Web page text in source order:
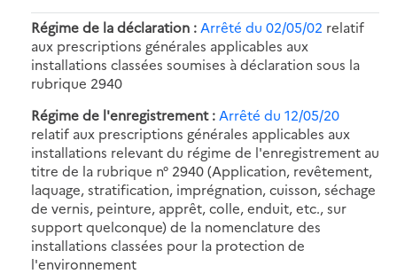
Régime de la déclaration : Arrêté du 02/05/02 relatif
aux prescriptions générales applicables aux
installations classées soumises à déclaration sous la
rubrique 2940
Régime de l'enregistrement : Arrêté du 12/05/20
relatif aux prescriptions générales applicables aux
installations relevant du régime de l'enregistrement au
titre de la rubrique n° 2940 (Application, revêtement,
laquage, stratification, imprégnation, cuisson, séchage
de vernis, peinture, apprêt, colle, enduit, etc., sur
support quelconque) de la nomenclature des
installations classées pour la protection de
l'environnement